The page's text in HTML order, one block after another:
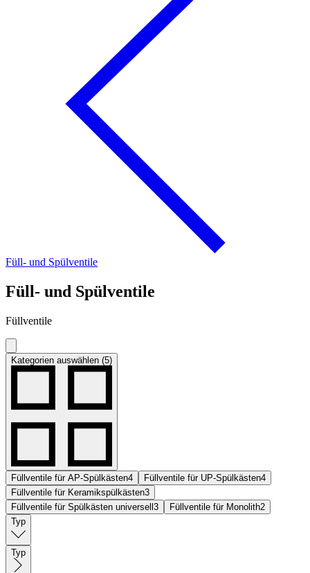
Füll- und Spülventile
Füll- und Spülventile
Füllventile
Kategorien auswählen (5)
Füllventile für AP-Spülkästen4 Füllventile für UP-Spülkästen4
Füllventile für Keramikspülkästen3
Füllventile für Spülkästen universell 3 Füllventile für Monolith2
Typ
Typ